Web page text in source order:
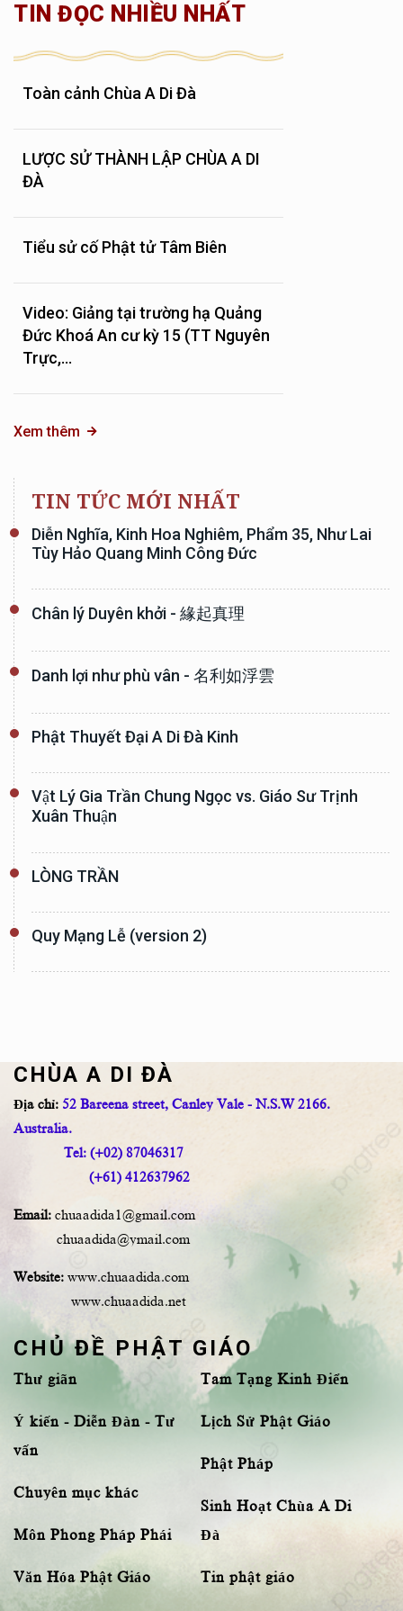
TIN ĐỌC NHIỀU NHẤT
Toàn cảnh Chùa A Di Đà
LƯỢC SỬ THÀNH LẬP CHÙA A DI
ĐÀ
Tiểu sử cố Phật tử Tâm Biên
Video: Giảng tại trường hạ Quảng
Đức Khoá An cư kỳ 15 (TT Nguyên
Trực,...
Xem thêm
TIN TỨC MỚI NHẤT
Diễn Nghĩa, Kinh Hoa Nghiêm, Phẩm 35, Như Lai
Tùy Hảo Quang Minh Công Đức
Chân lý Duyên khởi - 緣起真理
Danh lợi như phù vân - 名利如浮雲
Phật Thuyết Đại A Di Đà Kinh
Vật Lý Gia Trần Chung Ngọc vs. Giáo Sư Trịnh
Xuân Thuận
LÒNG TRẦN
Quy Mạng Lễ (version 2)
CHÙA A DI ĐÀ
Địa chỉ: 52 Bareena street, Canley Vale - N.S.W 2166.
Australia.
Tel: (+02) 87046317
(+61) 412637962
Email: chuaadida1@gmail.com
chuaadida@ymail.com
Website: www.chuaadida.com
www.chuaadida.net
CHỦ ĐỀ PHẬT GIÁO
Thư giãn
Ý kiến - Diễn Đàn - Tư
vấn
Chuyên mục khác
Môn Phong Pháp Phái
Văn Hóa Phật Giáo
Tam Tạng Kinh Điển
Lịch Sử Phật Giáo
Phật Pháp
Sinh Hoạt Chùa A Di
Đà
Tin phật giáo